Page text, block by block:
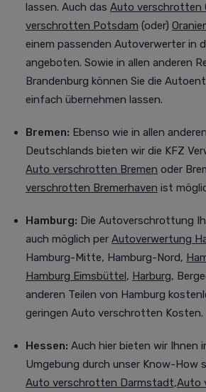
lassen. Auch das Auto verschrotten
verschrotten Potsdam (oder)
einem passenden Autoverwerter in
angeboten. Sowie in allen anderen
Brandenburg können Sie die
einfach übernehmen lassen.
Bremen: Ebenso wie in allen
Deutschlands bieten wir die KFZ
Auto verschrotten Bremen oder
verschrotten Bremerhaven ist
Hamburg: Die Autoverschrottung
auch möglich per Autoverwertung
Hamburg-Mitte, Hamburg-Nord,
Hamburg Eimsbüttel, Harburg,
anderen Teilen von Hamburg
geringen Auto verschrotten Kosten.
Hessen: Auch hier bieten wir Ihnen
Umgebung durch unser Know-How
Auto verschrotten Darmstadt,Auto